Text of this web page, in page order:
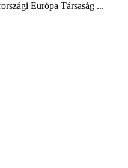
Európa Társaság ...